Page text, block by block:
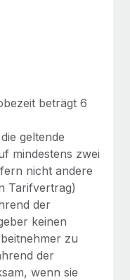
beträgt 6
geltende
mindestens zwei
nicht andere
Tarifvertrag)
der
keinen
zu
der
wenn sie